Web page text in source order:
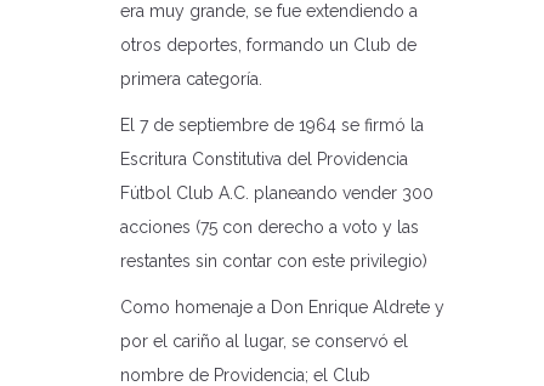
era muy grande, se fue extendiendo a
otros deportes, formando un Club de
primera categoría.
El 7 de septiembre de 1964 se firmó la
Escritura Constitutiva del Providencia
Fútbol Club A.C. planeando vender 300
acciones (75 con derecho a voto y las
restantes sin contar con este privilegio)
Como homenaje a Don Enrique Aldrete y
por el cariño al lugar, se conservó el
nombre de Providencia; el Club